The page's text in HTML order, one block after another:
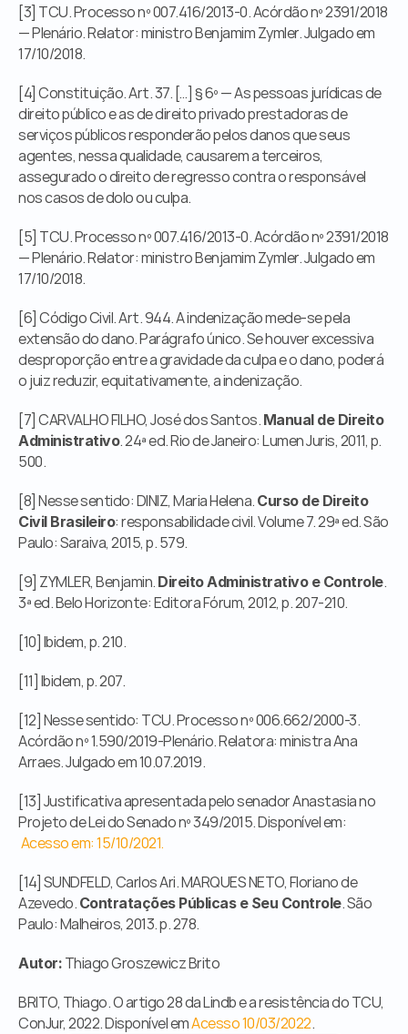
[3] TCU. Processo nº 007.416/2013-0. Acórdão nº 2391/2018
— Plenário. Relator: ministro Benjamim Zymler. Julgado em
17/10/2018.
[4] Constituição. Art. 37. […] § 6º — As pessoas jurídicas de
direito público e as de direito privado prestadoras de
serviços públicos responderão pelos danos que seus
agentes, nessa qualidade, causarem a terceiros,
assegurado o direito de regresso contra o responsável
nos casos de dolo ou culpa.
[5] TCU. Processo nº 007.416/2013-0. Acórdão nº 2391/2018
— Plenário. Relator: ministro Benjamim Zymler. Julgado em
17/10/2018.
[6] Código Civil. Art. 944. A indenização mede-se pela
extensão do dano. Parágrafo único. Se houver excessiva
desproporção entre a gravidade da culpa e o dano, poderá
o juiz reduzir, equitativamente, a indenização.
[7] CARVALHO FILHO, José dos Santos. Manual de Direito
Administrativo. 24ª ed. Rio de Janeiro: Lumen Juris, 2011, p.
500.
[8] Nesse sentido: DINIZ, Maria Helena. Curso de Direito
Civil Brasileiro: responsabilidade civil. Volume 7. 29ª ed. São
Paulo: Saraiva, 2015, p. 579.
[9] ZYMLER, Benjamin. Direito Administrativo e Controle.
3ª ed. Belo Horizonte: Editora Fórum, 2012, p. 207-210.
[10] Ibidem, p. 210.
[11] Ibidem, p. 207.
[12] Nesse sentido: TCU. Processo nº 006.662/2000-3.
Acórdão nº 1.590/2019-Plenário. Relatora: ministra Ana
Arraes. Julgado em 10.07.2019.
[13] Justificativa apresentada pelo senador Anastasia no
Projeto de Lei do Senado nº 349/2015. Disponível em:
Acesso em: 15/10/2021.
[14] SUNDFELD, Carlos Ari. MARQUES NETO, Floriano de
Azevedo. Contratações Públicas e Seu Controle. São
Paulo: Malheiros, 2013. p. 278.
Autor: Thiago Groszewicz Brito
BRITO, Thiago. O artigo 28 da Lindb e a resistência do TCU,
ConJur, 2022. Disponível em Acesso 10/03/2022.